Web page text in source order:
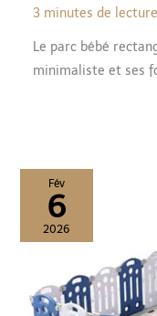
3 minutes de lecture
Le parc bébé
minimaliste et ses
Fév
6
2026